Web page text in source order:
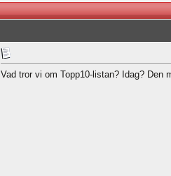
Vad tror vi om Topp10-listan? Idag?